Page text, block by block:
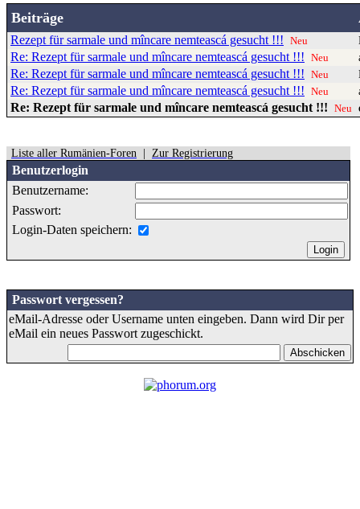
Beiträge
Rezept für sarmale und mîncare nemteascá gesucht !!! Neu
Re: Rezept für sarmale und mîncare nemteascá gesucht !!! Neu
Re: Rezept für sarmale und mîncare nemteascá gesucht !!! Neu
Re: Rezept für sarmale und mîncare nemteascá gesucht !!! Neu
Re: Rezept für sarmale und mîncare nemteascá gesucht !!! Neu
Liste aller Rumänien-Foren Zur Registrierung
Benutzerlogin
Benutzername:
Passwort:
Login-Daten speichern:
Passwort vergessen?
eMail-Adresse oder Username unten eingeben. Dann wird Dir per
eMail ein neues Passwort zugeschickt.